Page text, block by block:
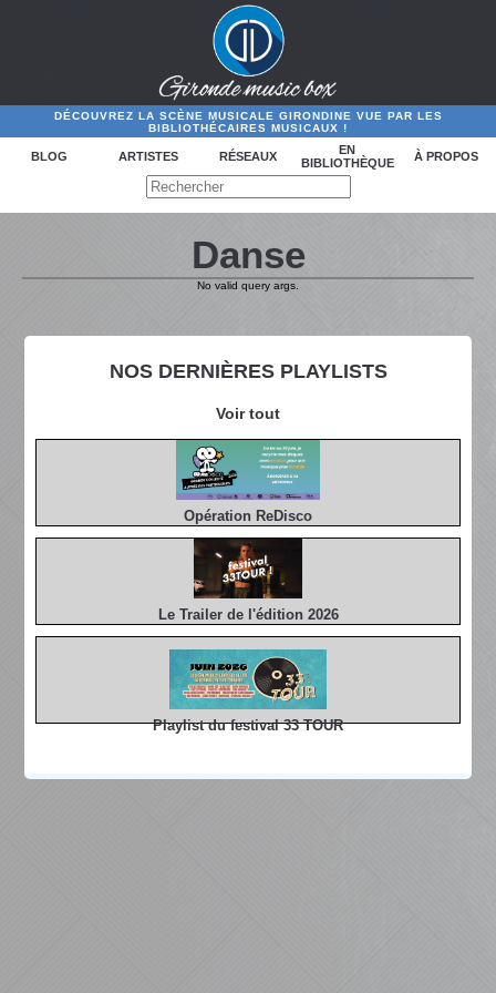
DÉCOUVREZ LA SCÈNE MUSICALE GIRONDINE VUE PAR LES
BIBLIOTHÉCAIRES MUSICAUX !
BLOG ARTISTES RÉSEAUX
EN
BIBLIOTHÈQUE
À PROPOS
NOS DERNIÈRES PLAYLISTS
Voir tout
Opération ReDisco
Le Trailer de l'édition 2026
Playlist du festival 33 TOUR
Danse
No valid query args.